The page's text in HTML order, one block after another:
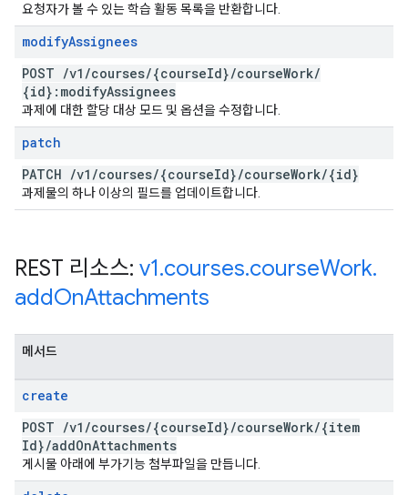
요청자가 볼 수 있는 학습 활동 목록을 반환합니다.
modifyAssignees
POST /v1 /courses/{courseId}/courseWork/
{id}:modifyAssignees
과제에 대한 할당 대상 모드 및 옵션을 수정합니다.
patch
PATCH /v1 /courses/{courseId}/courseWork/{id}
과제물의 하나 이상의 필드를 업데이트합니다.
REST 리소스: v1.courses.courseWork.
addOnAttachments
메서드
create
POST /v1 /courses/{courseId}/courseWork/{item
Id}/addOnAttachments
게시물 아래에 부가기능 첨부파일을 만듭니다.